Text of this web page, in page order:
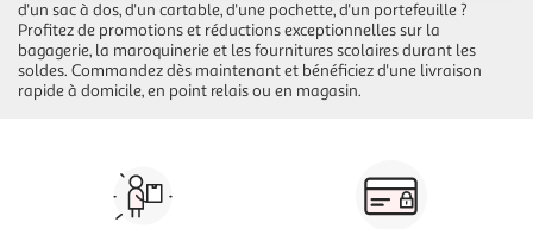
d'un sac à dos, d'un cartable, d'une pochette, d'un portefeuille ?
Profitez de promotions et réductions exceptionnelles sur la
bagagerie, la maroquinerie et les fournitures scolaires durant les
soldes. Commandez dès maintenant et bénéficiez d'une livraison
rapide à domicile, en point relais ou en magasin.